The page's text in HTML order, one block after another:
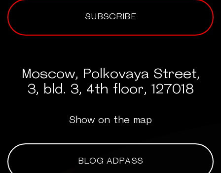
SUBSCRIBE
Moscow, Polkovaya Street,
3, bld. 3, 4th floor, 127018
Show on the map
BLOG ADPASS